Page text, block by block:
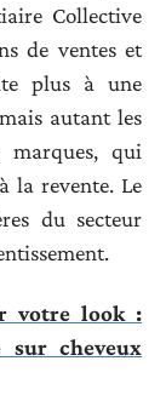
Collective
de ventes et
plus à une
autant les
marques, qui
la revente. Le
du secteur
votre look :
sur cheveux